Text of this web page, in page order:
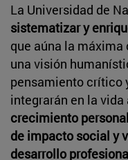
La Universidad de
sistematizar y
que aúna la
una visión
pensamiento crítico
integrarán en la
crecimiento
de impacto social y
desarrollo